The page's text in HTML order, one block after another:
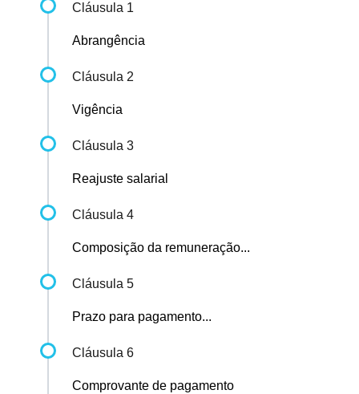
Cláusula 1
Abrangência
Cláusula 2
Vigência
Cláusula 3
Reajuste salarial
Cláusula 4
Composição da remuneração...
Cláusula 5
Prazo para pagamento...
Cláusula 6
Comprovante de pagamento